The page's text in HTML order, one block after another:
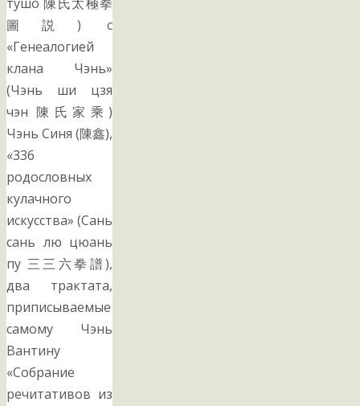
圖説) с
«Генеалогией
клана Чэнь»
(Чэнь ши цзя
чэн 陳氏家乘)
Чэнь Синя (陳鑫),
«336
родословных
кулачного
искусства» (Сань
сань лю цюань
пу 三三六拳譜),
два трактата,
приписываемые
самому Чэнь
Вантину
«Собрание
речитативов из